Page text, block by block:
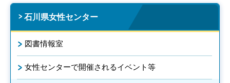
石川県女性センター
図書情報室
女性センターで開催されるイベント等